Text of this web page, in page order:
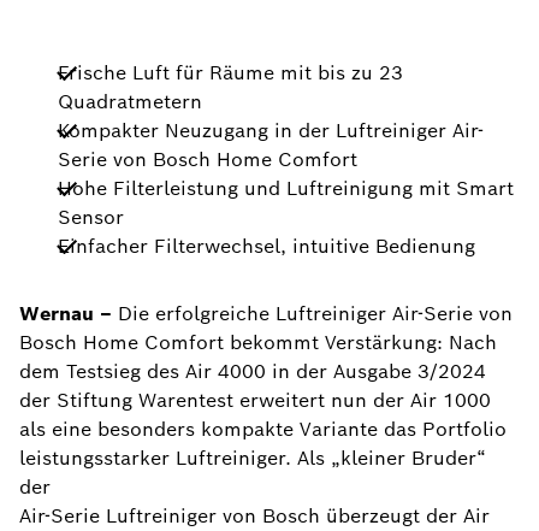
Frische Luft für Räume mit bis zu 23
Quadratmetern
Kompakter Neuzugang in der Luftreiniger Air-
Serie von Bosch Home Comfort
Hohe Filterleistung und Luftreinigung mit Smart
Sensor
Einfacher Filterwechsel, intuitive Bedienung
Wernau – Die erfolgreiche Luftreiniger Air-Serie von
Bosch Home Comfort bekommt Verstärkung: Nach
dem Testsieg des Air 4000 in der Ausgabe 3/2024
der Stiftung Warentest erweitert nun der Air 1000
als eine besonders kompakte Variante das Portfolio
leistungsstarker Luftreiniger. Als „kleiner Bruder“
der
Air-Serie Luftreiniger von Bosch überzeugt der Air